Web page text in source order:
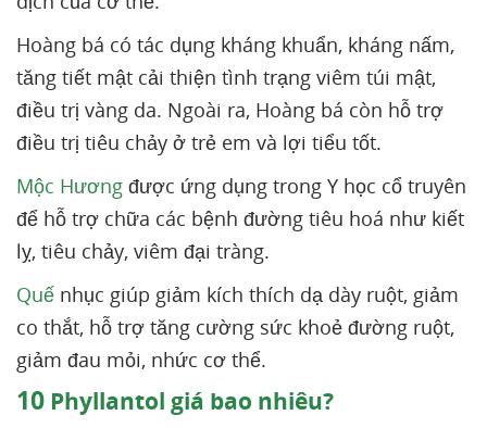
Hoàng bá có tác dụng kháng khuẩn, kháng nấm,
tăng tiết mật cải thiện tình trạng viêm túi mật,
điều trị vàng da. Ngoài ra, Hoàng bá còn hỗ trợ
điều trị tiêu chảy ở trẻ em và lợi tiểu tốt.
Mộc Hương được ứng dụng trong Y học cổ truyên
để hỗ trợ chữa các bệnh đường tiêu hoá như kiết
lỵ, tiêu chảy, viêm đại tràng.
Quế nhục giúp giảm kích thích dạ dày ruột, giảm
co thắt, hỗ trợ tăng cường sức khoẻ đường ruột,
giảm đau mỏi, nhức cơ thể.
10 Phyllantol giá bao nhiêu?